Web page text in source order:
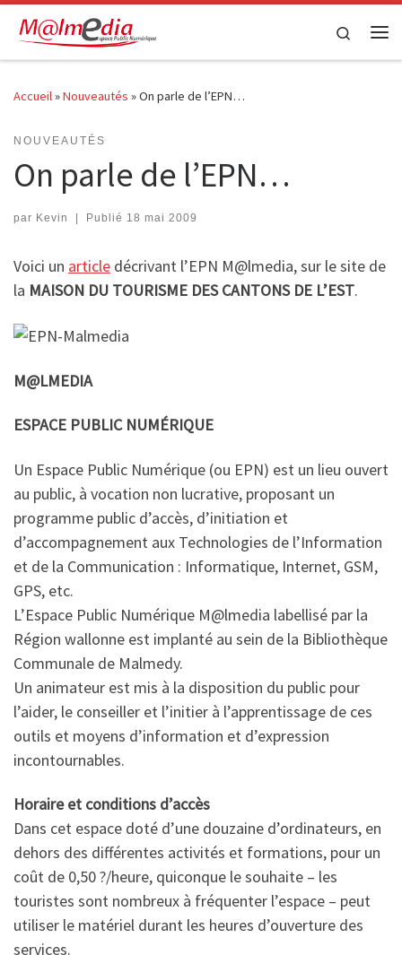
Passer au contenu
Search
Accueil»Nouveautés »On parle de l’EPN…
NOUVEAUTÉS
On parle de l’EPN…
par Kevin | Publié 18 mai 2009
Voici un article décrivant l’EPN M@lmedia, sur le site de
la MAISON DU TOURISME DES CANTONS DE L’EST.
M@LMEDIA
ESPACE PUBLIC NUMÉRIQUE
Un Espace Public Numérique (ou EPN) est un lieu ouvert
au public, à vocation non lucrative, proposant un
programme public d’accès, d’initiation et
d’accompagnement aux Technologies de l’Information
et de la Communication : Informatique, Internet, GSM,
GPS, etc.
L’Espace Public Numérique M@lmedia labellisé par la
Région wallonne est implanté au sein de la Bibliothèque
Communale de Malmedy.
Un animateur est mis à la disposition du public pour
l’aider, le conseiller et l’initier à l’apprentissage de ces
outils et moyens d’information et d’expression
incontournables.
Horaire et conditions d’accès
Dans cet espace doté d’une douzaine d’ordinateurs, en
dehors des différentes activités et formations, pour un
coût de 0,50 ?/heure, quiconque le souhaite – les
touristes sont nombreux à fréquenter l’espace – peut
utiliser le matériel durant les heures d’ouverture des
services.